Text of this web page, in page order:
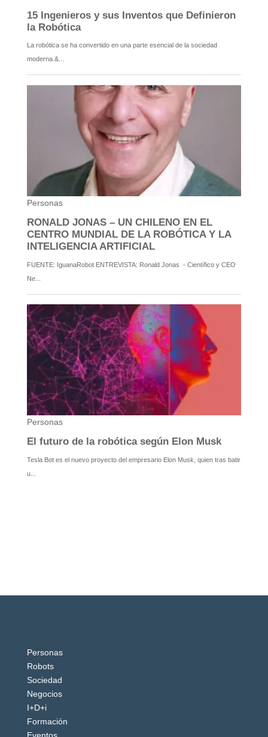
Personas
Robots
Sociedad
Negocios
I+D+i
Formación